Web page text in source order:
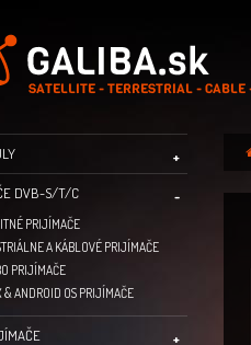
DVB-S/T/C
PRIJÍMAČE
A KÁBLOVÉ PRIJÍMAČE
PRIJÍMAČE
& ANDROID OS PRIJÍMAČE